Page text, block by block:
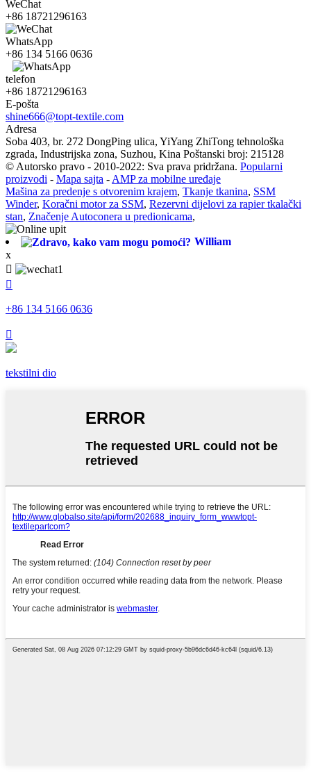
WeChat
+86 18721296163
WhatsApp
+86 134 5166 0636
telefon
+86 18721296163
E-pošta
shine666@topt-textile.com
Adresa
Soba 403, br. 272 ​​DongPing ulica, YiYang ZhiTong tehnološka
zgrada, Industrijska zona, Suzhou, Kina Poštanski broj: 215128
© Autorsko pravo - 2010-2022: Sva prava pridržana. Popularni
proizvodi - Mapa sajta - AMP za mobilne uređaje
Mašina za predenje s otvorenim krajem, Tkanje tkanina, SSM
Winder, Koračni motor za SSM, Rezervni dijelovi za rapier tkalački
stan, Značenje Autoconera u predionicama,
William
x


+86 134 5166 0636

tekstilni dio